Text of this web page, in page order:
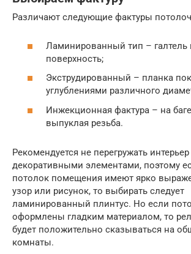
Различают следующие фактуры
Ламинированный тип – галтель
поверхность;
Экструдированный – планка
углублениями различного
Инжекционная фактура – на
выпуклая резьба.
Рекомендуется не перегружать интерьер
декоративными элементами, поэтому
потолок помещения имеют ярко
узор или рисунок, то выбирать следует
ламинированный плинтус. Но если
оформлены гладким материалом, то
будет положительно сказываться на
комнаты.